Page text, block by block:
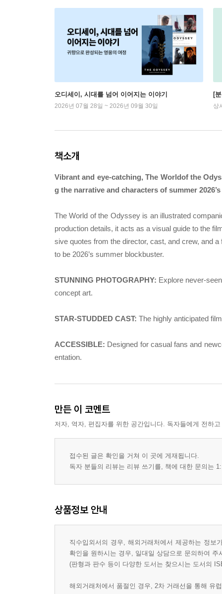
오디세이, 시대를 넘어 이어지는 이야기
2026년 07월 28일 ~ 2026년 09월 30일
[
상
책소개
Vibrant and eye-catching, The Worldof the
g the narrative and characters of summer
The World of the Odyssey is an illustrated
production details, it acts as a visual guide to the
sive quotes from the director, cast, and crew, and
to be 2026’s summer blockbuster.
STUNNING PHOTOGRAPHY: Explore never-
concept art.
STAR-STUDDED CAST: The highly anticipated
ACCESSIBLE: Designed for casual fans and
entation.
만든 이 코멘트
저자, 역자, 편집자를 위한 공간입니다. 독자들에게 전하
접수된 글은 확인을 거쳐 이 곳에 게재됩니다.
독자 분들의 리뷰는 리뷰 쓰기를, 책에 대한 문의는
상품정보 안내
직수입외서의 경우, 해외거래처에서 제공하는 정
확인을 원하시는 경우, 일대일 상담으로 문의하여 주
(판형과 판수 등이 다양한 도서는 찾으시는 도서의
해외거래처에서 품절인 경우, 2차 거래선을 통해 유